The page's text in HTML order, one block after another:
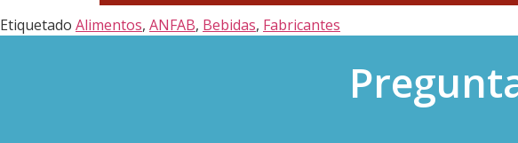
Etiquetado Alimentos, ANFAB, Bebidas, Fabricantes